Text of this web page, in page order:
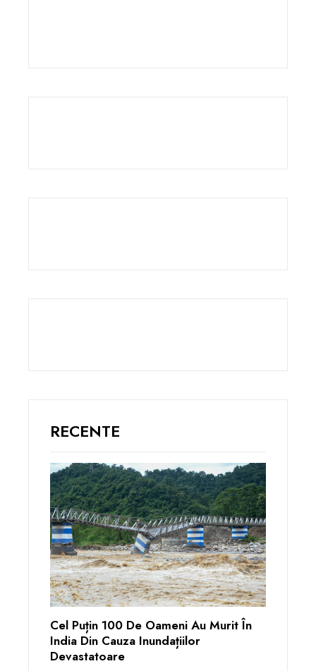
RECENTE
Cel Puțin 100 De Oameni Au Murit În
India Din Cauza Inundațiilor
Devastatoare